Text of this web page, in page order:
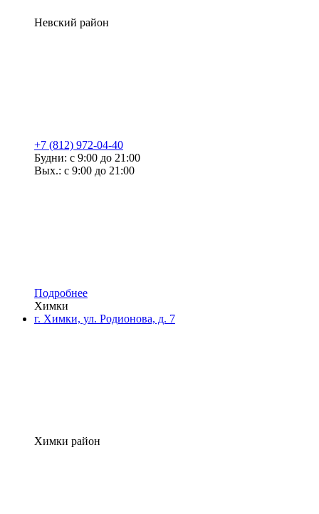
Невский район
+7 (812) 972-04-40
Будни: с 9:00 до 21:00
Вых.: с 9:00 до 21:00
Подробнее
Химки
г. Химки, ул. Родионова, д. 7
Химки район